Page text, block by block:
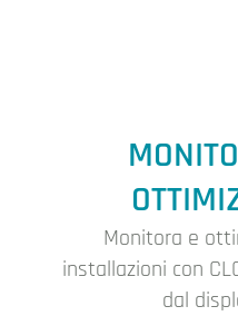
Monitora e
installazioni con
dal